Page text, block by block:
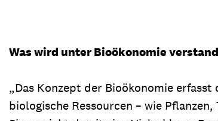
Was wird unter Bioökonomie
„Das Konzept der Bioökonomie
biologische Ressourcen – wie